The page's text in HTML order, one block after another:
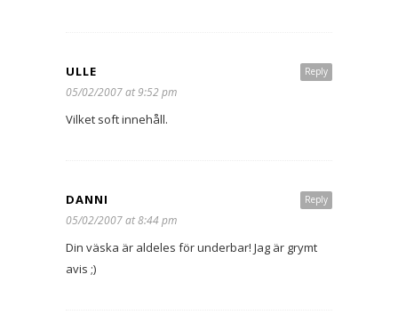
Reply
ULLE
05/02/2007 at 9:52 pm
Vilket soft innehåll.
Reply
DANNI
05/02/2007 at 8:44 pm
Din väska är aldeles för underbar! Jag är grymt
avis ;)